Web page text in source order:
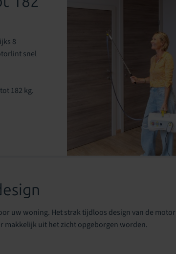
8
snel
182 kg.
uw woning. Het strak tijdloos design van de motor
makkelijk uit het zicht opgeborgen worden.